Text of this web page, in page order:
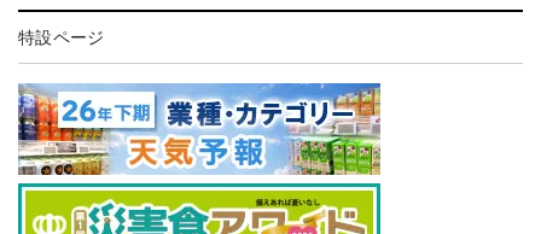
特設ページ